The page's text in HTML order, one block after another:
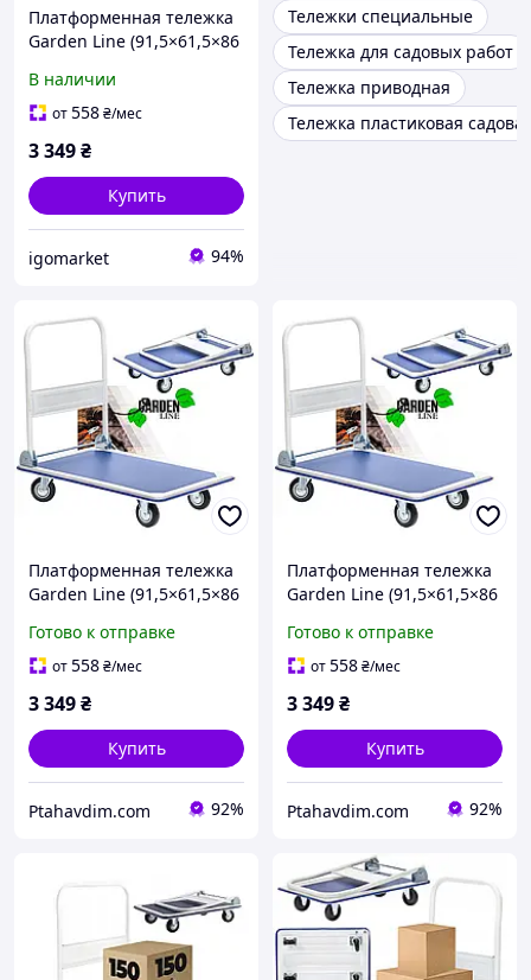
Платформенная тележка
Garden Line (91,5×61,5×86
грузоподъемность 300 кг
(Польша)
В наличии
от558₴/мес
3 349₴
Купить
igomarket 94%
Тележки специальные
Тележка для садовых работ
Тележка приводная
Тележка пластиковая
Платформенная тележка
Garden Line (91,5×61,5×86
грузоподъемность 300 кг
(Польша)
Готово к отправке
от558₴/мес
3 349₴
Купить
Ptahavdim.com 92%
Платформенная тележка
Garden Line (91,5×61,5×86
грузоподъемность 300 кг
(Польша)
Готово к отправке
от558₴/мес
3 349₴
Купить
Ptahavdim.com 92%